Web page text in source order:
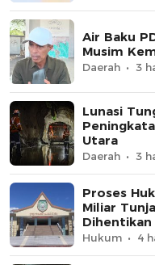
Air Baku
Musim
Daerah 3
Lunasi
Utara
Daerah 3
Proses
Miliar
Dihentikan
Hukum 4